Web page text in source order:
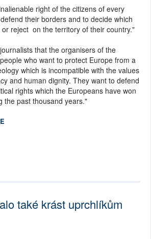
right of the citizens of every
their borders and to decide which
reject on the territory of their country."
that the organisers of the
who want to protect Europe from a
which is incompatible with the values
and human dignity. They want to defend
rights which the Europeans have won
the past thousand years."
také krást uprchlíkům